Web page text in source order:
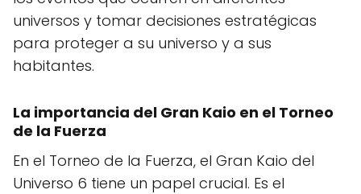
universos y tomar decisiones estratégicas
para proteger a su universo y a sus
habitantes.
La importancia del Gran Kaio en el Torneo
de la Fuerza
En el Torneo de la Fuerza, el Gran Kaio del
Universo 6 tiene un papel crucial. Es el